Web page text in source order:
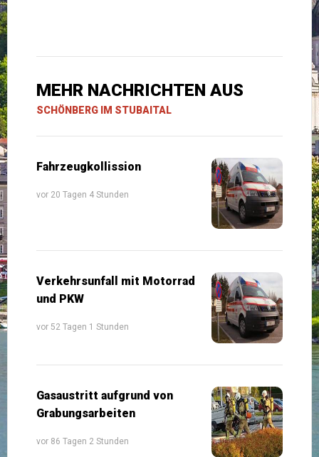
MEHR NACHRICHTEN AUS
SCHÖNBERG IM STUBAITAL
Fahrzeugkollission
vor 20 Tagen 4 Stunden
Verkehrsunfall mit Motorrad
und PKW
vor 52 Tagen 1 Stunden
Gasaustritt aufgrund von
Grabungsarbeiten
vor 86 Tagen 2 Stunden